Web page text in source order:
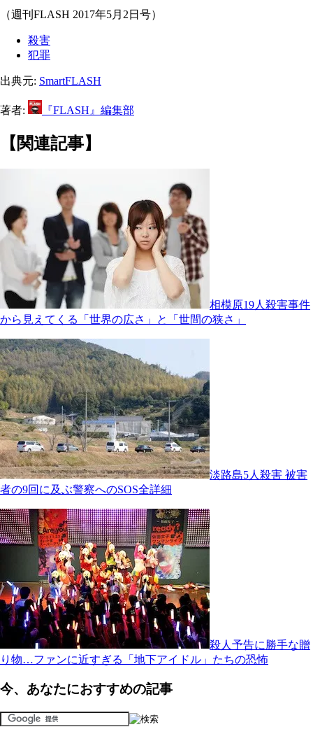
（週刊FLASH 2017年5月2日号）
殺害
犯罪
出典元: SmartFLASH
著者: 『FLASH』編集部
【関連記事】
相模原19人殺害事件
から見えてくる「世界の広さ」と「世間の狭さ」
淡路島5人殺害 被害
者の9回に及ぶ警察へのSOS全詳細
殺人予告に勝手な贈
り物…ファンに近すぎる「地下アイドル」たちの恐怖
今、あなたにおすすめの記事